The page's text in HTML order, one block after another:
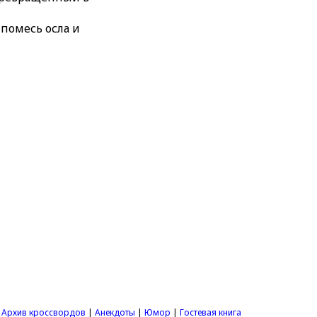
осла и
Архив кроссвордов |Анекдоты |Юмор |Гостевая книга